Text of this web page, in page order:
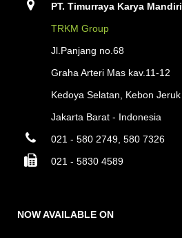
PT. Timurraya Karya Mandiri
TRKM Group
Jl.Panjang no.68
Graha Arteri Mas kav.11-12
Kedoya Selatan, Kebon Jeruk
Jakarta Barat - Indonesia
021 - 580 2749, 580 7326
021 - 5830 4589
NOW AVAILABLE ON